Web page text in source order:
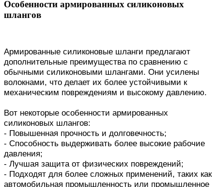
Особенности армированных силиконовых
шлангов
Армированные силиконовые шланги предлагают
дополнительные преимущества по сравнению с
обычными силиконовыми шлангами. Они усилены
волокнами, что делает их более устойчивыми к
механическим повреждениям и высокому давлению.
Вот некоторые особенности армированных
силиконовых шлангов:
- Повышенная прочность и долговечность;
- Способность выдерживать более высокие рабочие
давления;
- Лучшая защита от физических повреждений;
- Подходят для более сложных применений, таких как
автомобильная промышленность или промышленное